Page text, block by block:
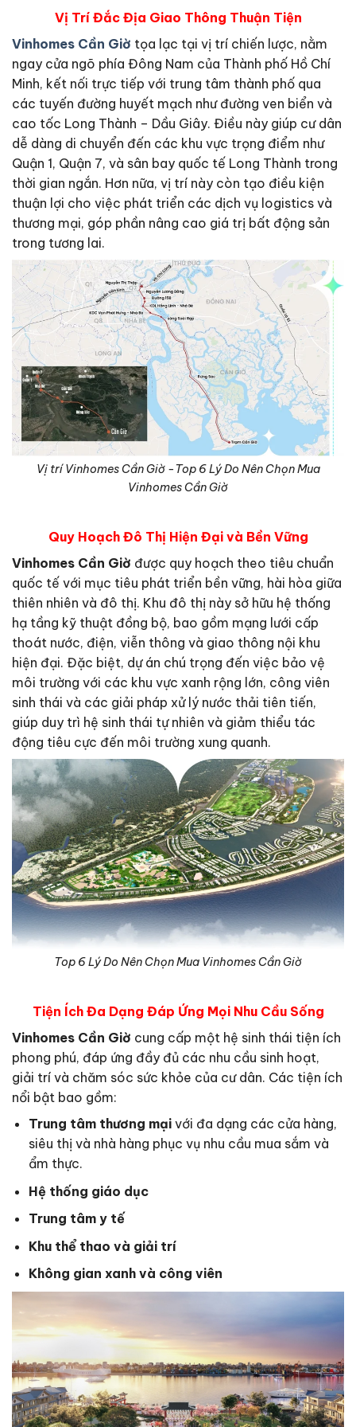
Vị Trí Đắc Địa Giao Thông Thuận Tiện
Vinhomes Cần Giờ tọa lạc tại vị trí chiến lược, nằm
ngay cửa ngõ phía Đông Nam của Thành phố Hồ Chí
Minh, kết nối trực tiếp với trung tâm thành phố qua
các tuyến đường huyết mạch như đường ven biển và
cao tốc Long Thành – Dầu Giây. Điều này giúp cư dân
dễ dàng di chuyển đến các khu vực trọng điểm như
Quận 1, Quận 7, và sân bay quốc tế Long Thành trong
thời gian ngắn. Hơn nữa, vị trí này còn tạo điều kiện
thuận lợi cho việc phát triển các dịch vụ logistics và
thương mại, góp phần nâng cao giá trị bất động sản
trong tương lai.
Vị trí Vinhomes Cần Giờ -Top 6 Lý Do Nên Chọn Mua
Vinhomes Cần Giờ
Quy Hoạch Đô Thị Hiện Đại và Bền Vững
Vinhomes Cần Giờ được quy hoạch theo tiêu chuẩn
quốc tế với mục tiêu phát triển bền vững, hài hòa giữa
thiên nhiên và đô thị. Khu đô thị này sở hữu hệ thống
hạ tầng kỹ thuật đồng bộ, bao gồm mạng lưới cấp
thoát nước, điện, viễn thông và giao thông nội khu
hiện đại. Đặc biệt, dự án chú trọng đến việc bảo vệ
môi trường với các khu vực xanh rộng lớn, công viên
sinh thái và các giải pháp xử lý nước thải tiên tiến,
giúp duy trì hệ sinh thái tự nhiên và giảm thiểu tác
động tiêu cực đến môi trường xung quanh.
Top 6 Lý Do Nên Chọn Mua Vinhomes Cần Giờ
Tiện Ích Đa Dạng Đáp Ứng Mọi Nhu Cầu Sống
Vinhomes Cần Giờ cung cấp một hệ sinh thái tiện ích
phong phú, đáp ứng đầy đủ các nhu cầu sinh hoạt,
giải trí và chăm sóc sức khỏe của cư dân. Các tiện ích
nổi bật bao gồm:
Trung tâm thương mại với đa dạng các cửa hàng,
siêu thị và nhà hàng phục vụ nhu cầu mua sắm và
ẩm thực.
Hệ thống giáo dục
Trung tâm y tế
Khu thể thao và giải trí
Không gian xanh và công viên